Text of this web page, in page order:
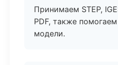
Принимаем STEP,
PDF, также
модели.